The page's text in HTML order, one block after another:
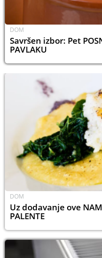
DOM
Savršen izbor: Pet
PAVLAKU
DOM
Uz dodavanje ove
PALENTE